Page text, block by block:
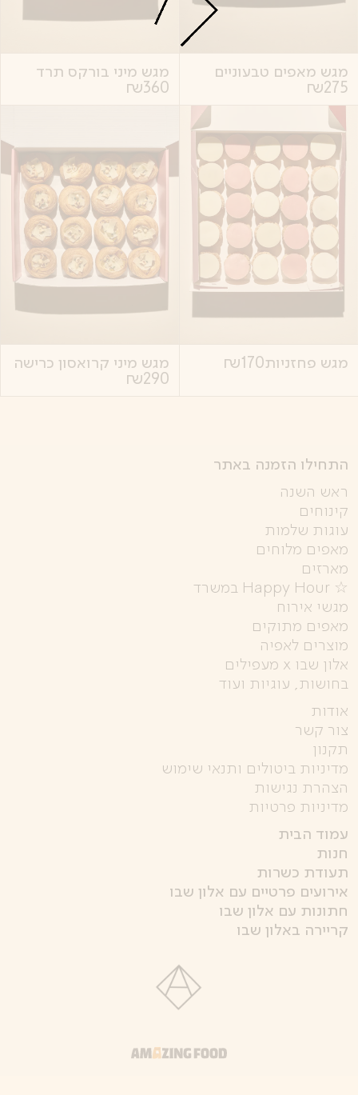
מגש מאפים טבעוניים
275
₪
מגש מיני בורקס תרד
360
₪
מגש פחזניות170
₪
מגש מיני קרואסון כרישה
290
₪
התחילו הזמנה באתר
ראש השנה
קינוחים
עוגות שלמות
מאפים מלוחים
מארזים
☆ Happy Hour במשרד
מגשי אירוח
מאפים מתוקים
מוצרים לאפיה
אלון שבו x מעפילים
בחושות, עוגיות ועוד
אודות
צור קשר
תקנון
מדיניות ביטולים ותנאי שימוש
הצהרת נגישות
מדיניות פרטיות
עמוד הבית
חנות
תעודת כשרות
אירועים פרטיים עם אלון שבו
חתונות עם אלון שבו
קריירה באלון שבו